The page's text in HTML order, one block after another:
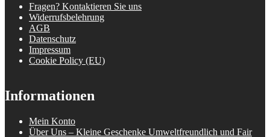
Fragen? Kontaktieren Sie uns
Widerrufsbelehrung
AGB
Datenschutz
Impressum
Cookie Policy (EU)
Informationen
Mein Konto
Über Uns – Kleine Geschenke Umweltfreundlich und Fair